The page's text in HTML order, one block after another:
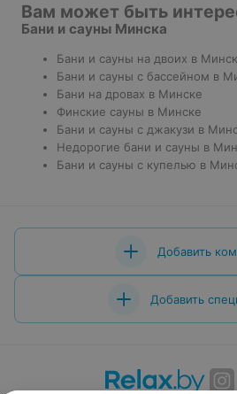
Вам может быть
Бани и сауны Минска
Бани и сауны на двоих в
Бани и сауны с бассейном в
Бани на дровах в Минске
Финские сауны в Минске
Бани и сауны с джакузи в
Недорогие бани и сауны в
Бани и сауны с купелью в
Добавить
Добавить